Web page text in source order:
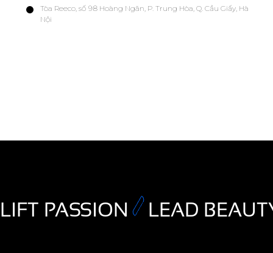
Tòa Reeco, số 98 Hoàng Ngân, P. Trung Hòa, Q. Cầu Giấy, Hà
Nội
LIFT PASSION LEAD